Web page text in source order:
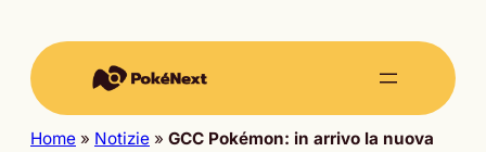
Home » Notizie » GCC Pokémon: in arrivo la nuova